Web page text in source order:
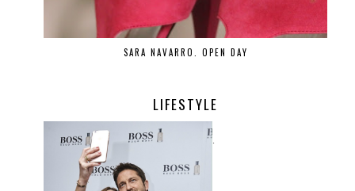
SARA NAVARRO. OPEN DAY
LIFESTYLE
.